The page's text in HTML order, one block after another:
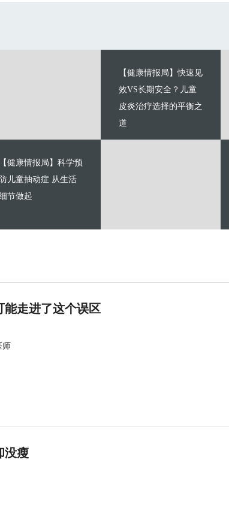
【健康情报局】快速见
效VS长期安全？儿童
皮炎治疗选择的平衡之
道
【健康情报局】科学预
防儿童抽动症 从生活
节做起
能走进了这个误区
师
没瘦